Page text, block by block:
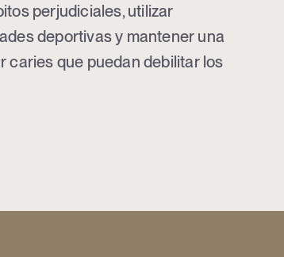
perjudiciales, utilizar
deportivas y mantener una
caries que puedan debilitar los